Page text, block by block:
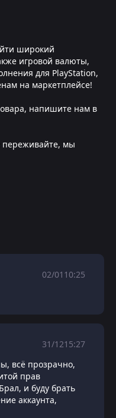
широкий
игровой валюты,
для PlayStation,
на маркетплейсе!
напишите нам в
переживайте, мы
02/01 10:25
31/1215:27
всё прозрачно,
прав
и буду брать
аккаунта,